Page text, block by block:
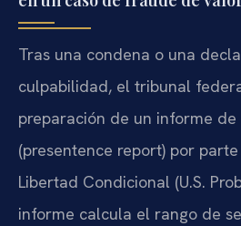
Tras una condena o una
culpabilidad, el tribunal
preparación de un informe de
(presentence report) por
Libertad Condicional (U.S.
informe calcula el rango de